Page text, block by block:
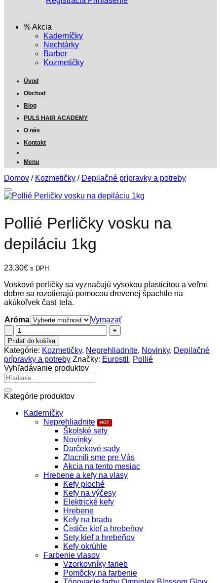
Akcia
Kaderníčky
Nechtárky
Barber
Kozmetičky
Úvod
Obchod
Blog
PULS HAIR ACADEMY
O nás
Kontakt
Menu
Domov / Kozmetičky / Depilačné prípravky a potreby
Pollié Perličky vosku na
depiláciu 1kg
23,30€ s DPH
Voskové perličky sa vyznačujú vysokou plasticitou a veľmi
dobre sa rozotierajú pomocou drevenej špachtle na
akúkoľvek časť tela.
Aróma
Vymazať
množstvo
Pollié
Perličky
vosku
na
depiláciu
1kg
Pridať do košíka
Kategórie: Kozmetičky, Neprehliadnite, Novinky, Depilačné
prípravky a potreby Značky: Eurostil , Pollié
Vyhľadávanie produktov
Hľadať:
Kategórie produktov
Kaderníčky
Neprehliadnite
Školské sety
Novinky
Darčekové sady
Zlacnili sme pre Vás
Akcia na tento mesiac
Hrebene a kefy na vlasy
Kefy ploché
Kefy na výčesy
Elektrické kefy
Hrebene
Kefy na bradu
Čističe kief a hrebeňov
Sety kief a hrebeňov
Kefy okrúhle
Farbenie vlasov
Vzorkovníky farieb
Pomôcky na farbenie